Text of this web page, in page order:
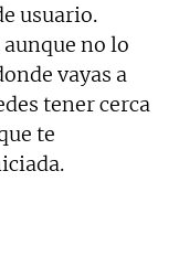
usuario.
no lo
vayas a
tener cerca
te